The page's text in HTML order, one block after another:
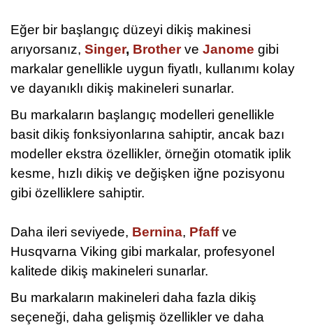
Eğer bir başlangıç ​​düzeyi dikiş makinesi
arıyorsanız, Singer, Brotherve Janome gibi
markalar genellikle uygun fiyatlı, kullanımı kolay
ve dayanıklı dikiş makineleri sunarlar.
Bu markaların başlangıç ​​modelleri genellikle
basit dikiş fonksiyonlarına sahiptir, ancak bazı
modeller ekstra özellikler, örneğin otomatik iplik
kesme, hızlı dikiş ve değişken iğne pozisyonu
gibi özelliklere sahiptir.
Daha ileri seviyede, Bernina, Pfaff ve
Husqvarna Viking gibi markalar, profesyonel
kalitede dikiş makineleri sunarlar.
Bu markaların makineleri daha fazla dikiş
seçeneği, daha gelişmiş özellikler ve daha